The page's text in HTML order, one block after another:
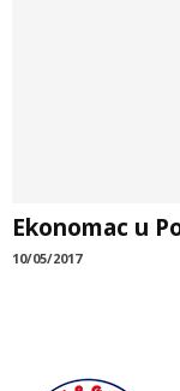
Ekonomac u
10/05/2017